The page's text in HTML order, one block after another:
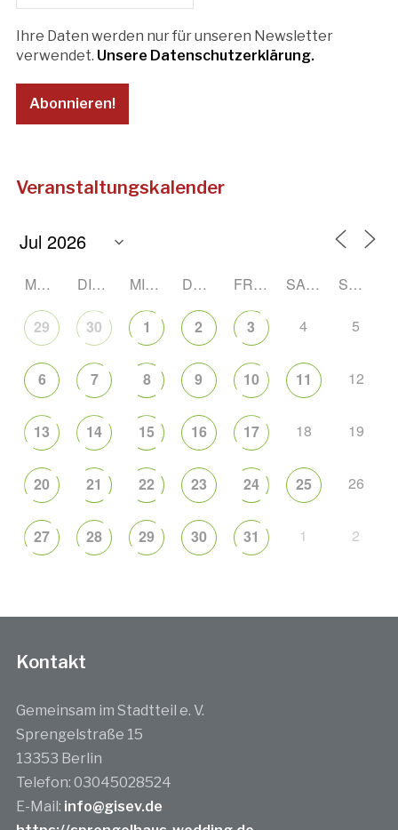
Ihre Daten werden nur für unseren Newsletter
verwendet. Unsere Datenschutzerklärung.
Veranstaltungskalender
MONTAG DIENSTAG MITTWOCH DONNERSTAG FREITAG SAMSTAG SONNTAG
29 30 1 2 3 4 5
6 7 8 9 10 11 12
13 14 15 16 17 18 19
20 21 22 23 24 25 26
27 28 29 30 31 1 2
Kontakt
Gemeinsam im Stadtteil e. V.
Sprengelstraße 15
13353 Berlin
Telefon: 03045028524
E-Mail: info@gisev.de